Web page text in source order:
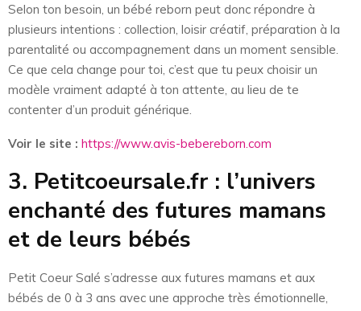
Selon ton besoin, un bébé reborn peut donc répondre à
plusieurs intentions : collection, loisir créatif, préparation à la
parentalité ou accompagnement dans un moment sensible.
Ce que cela change pour toi, c’est que tu peux choisir un
modèle vraiment adapté à ton attente, au lieu de te
contenter d’un produit générique.
Voir le site : https://www.avis-bebereborn.com
3. Petitcoeursale.fr : l’univers
enchanté des futures mamans
et de leurs bébés
Petit Coeur Salé s’adresse aux futures mamans et aux
bébés de 0 à 3 ans avec une approche très émotionnelle,